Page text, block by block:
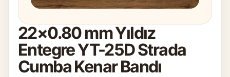
22×0.80 mm Yıldız
Entegre YT-25D Strada
Cumba Kenar Bandı